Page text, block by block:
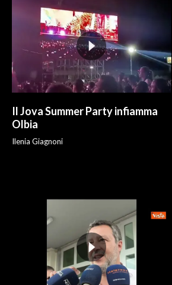
Il Jova Summer Party infiamma
Olbia
Ilenia Giagnoni